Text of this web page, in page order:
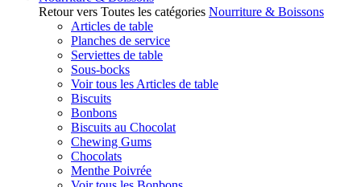
Retour vers Toutes les catégories Nourriture & Boissons
Articles de table
Planches de service
Serviettes de table
Sous-bocks
Voir tous les Articles de table
Biscuits
Bonbons
Biscuits au Chocolat
Chewing Gums
Chocolats
Menthe Poivrée